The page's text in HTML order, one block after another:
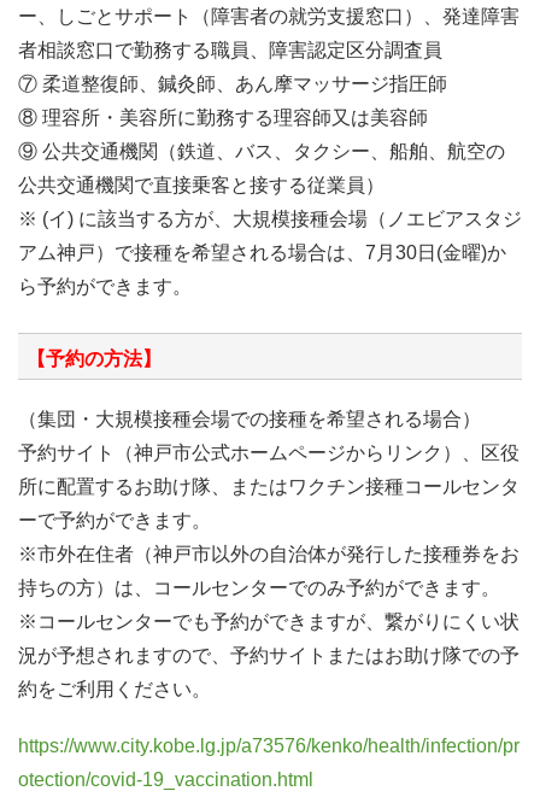
ー、しごとサポート（障害者の就労支援窓口）、発達障害
者相談窓口で勤務する職員、障害認定区分調査員
⑦ 柔道整復師、鍼灸師、あん摩マッサージ指圧師
⑧ 理容所・美容所に勤務する理容師又は美容師
⑨ 公共交通機関（鉄道、バス、タクシー、船舶、航空の
公共交通機関で直接乗客と接する従業員）
※ (イ) に該当する方が、大規模接種会場（ノエビアスタジ
アム神戸）で接種を希望される場合は、7月30日(金曜)か
ら予約ができます。
【予約の方法】
（集団・大規模接種会場での接種を希望される場合）
予約サイト（神戸市公式ホームページからリンク）、区役
所に配置するお助け隊、またはワクチン接種コールセンタ
ーで予約ができます。
※市外在住者（神戸市以外の自治体が発行した接種券をお
持ちの方）は、コールセンターでのみ予約ができます。
※コールセンターでも予約ができますが、繋がりにくい状
況が予想されますので、予約サイトまたはお助け隊での予
約をご利用ください。
https://www.city.kobe.lg.jp/a73576/kenko/health/infection/pr
otection/covid-19_vaccination.html